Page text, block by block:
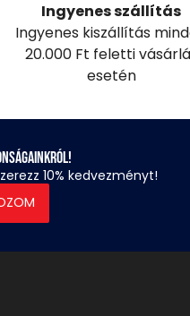
Ingyenes szállítás
Ingyenes kiszállítás
20.000 Ft feletti
esetén
10% kedvezményt!